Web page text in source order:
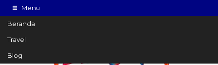
Menu
Beranda
Travel
Blog